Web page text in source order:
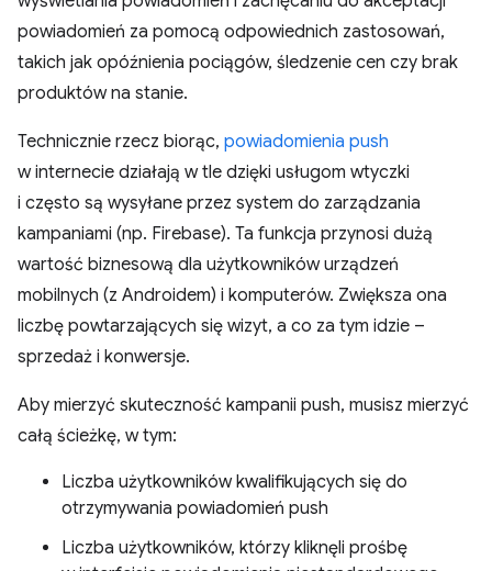
powiadomień za pomocą odpowiednich zastosowań,
takich jak opóźnienia pociągów, śledzenie cen czy brak
produktów na stanie.
Technicznie rzecz biorąc, powiadomienia push
w internecie działają w tle dzięki usługom wtyczki
i często są wysyłane przez system do zarządzania
kampaniami (np. Firebase). Ta funkcja przynosi dużą
wartość biznesową dla użytkowników urządzeń
mobilnych (z Androidem) i komputerów. Zwiększa ona
liczbę powtarzających się wizyt, a co za tym idzie –
sprzedaż i konwersje.
Aby mierzyć skuteczność kampanii push, musisz mierzyć
całą ścieżkę, w tym:
Liczba użytkowników kwalifikujących się do
otrzymywania powiadomień push
Liczba użytkowników, którzy kliknęli prośbę